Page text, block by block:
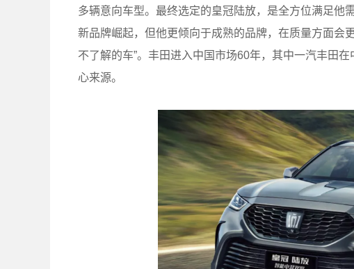
多辆意向车型。最终选定的皇冠陆放，是全方位满足他
新品牌崛起，但他更倾向于成熟的品牌，在质量方面会
不了解的车”。丰田进入中国市场60年，其中一汽丰田
心来源。